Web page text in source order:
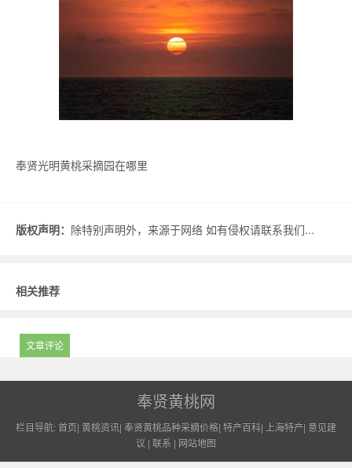
奉贤光明黄桃采摘园在哪里
版权声明： 除特别声明外，来源于网络 如有侵权请联系我们...
相关推荐
文章评论
奉贤黄桃网
栏目导航:首页| 黄桃资讯| 奉贤黄桃品种采摘价格| 特产百科| 上海特产| 意见建
议 | 联系 | 网站地图